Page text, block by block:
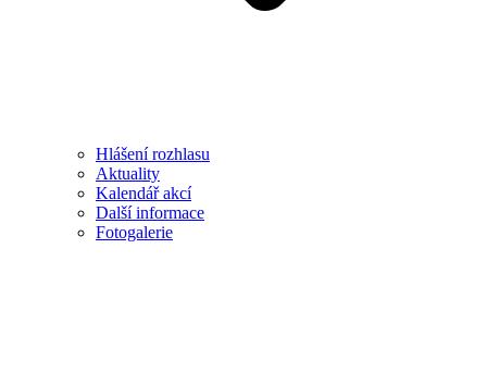
Hlášení rozhlasu
Aktuality
Kalendář akcí
Další informace
Fotogalerie